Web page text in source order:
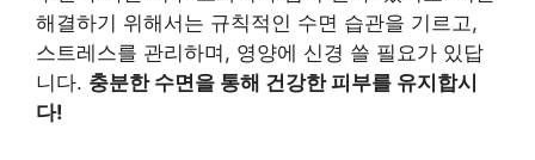
해결하기 위해서는 규칙적인 수면 습관을 기르고,
스트레스를 관리하며, 영양에 신경 쓸 필요가 있답
니다. 충분한 수면을 통해 건강한 피부를 유지합시
다!